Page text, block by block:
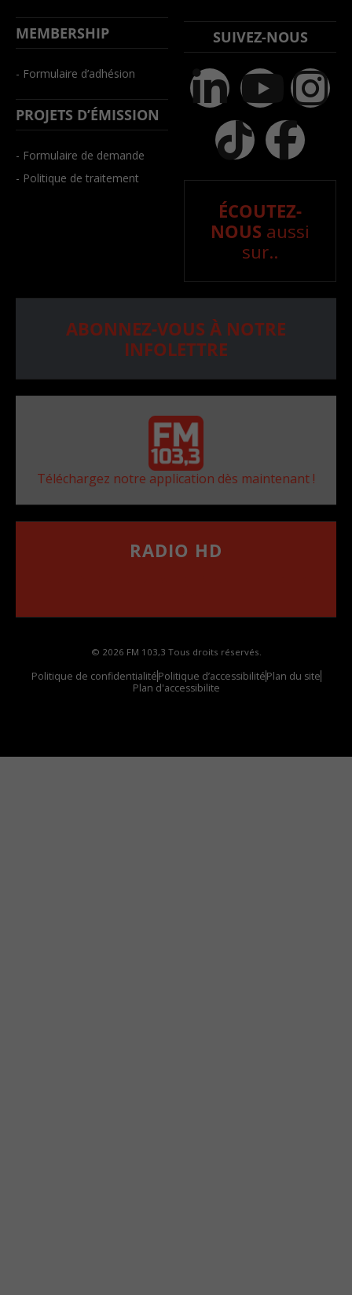
MEMBERSHIP
- Formulaire d’adhésion
PROJETS D’ÉMISSION
- Formulaire de demande
- Politique de traitement
SUIVEZ-NOUS
ÉCOUTEZ-
NOUS aussi
sur..
ABONNEZ-VOUS À NOTRE
INFOLETTRE
Téléchargez notre application dès maintenant !
RADIO HD
© 2026 FM 103,3 Tous droits réservés.
Politique de confidentialitéPolitique d’accessibilitéPlan du site
Plan d'accessibilite